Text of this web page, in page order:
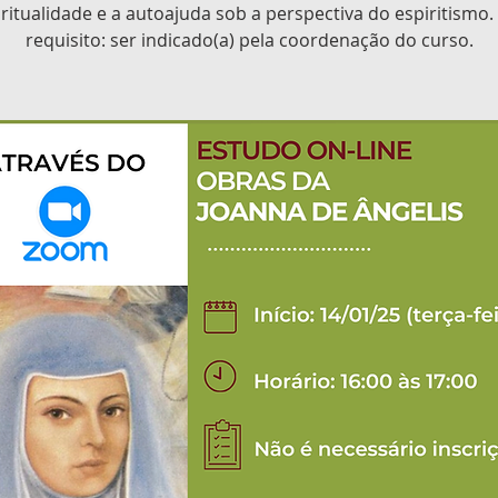
e a autoajuda sob a perspectiva do espiritismo.
requisito: ser indicado(a) pela coordenação do curso.